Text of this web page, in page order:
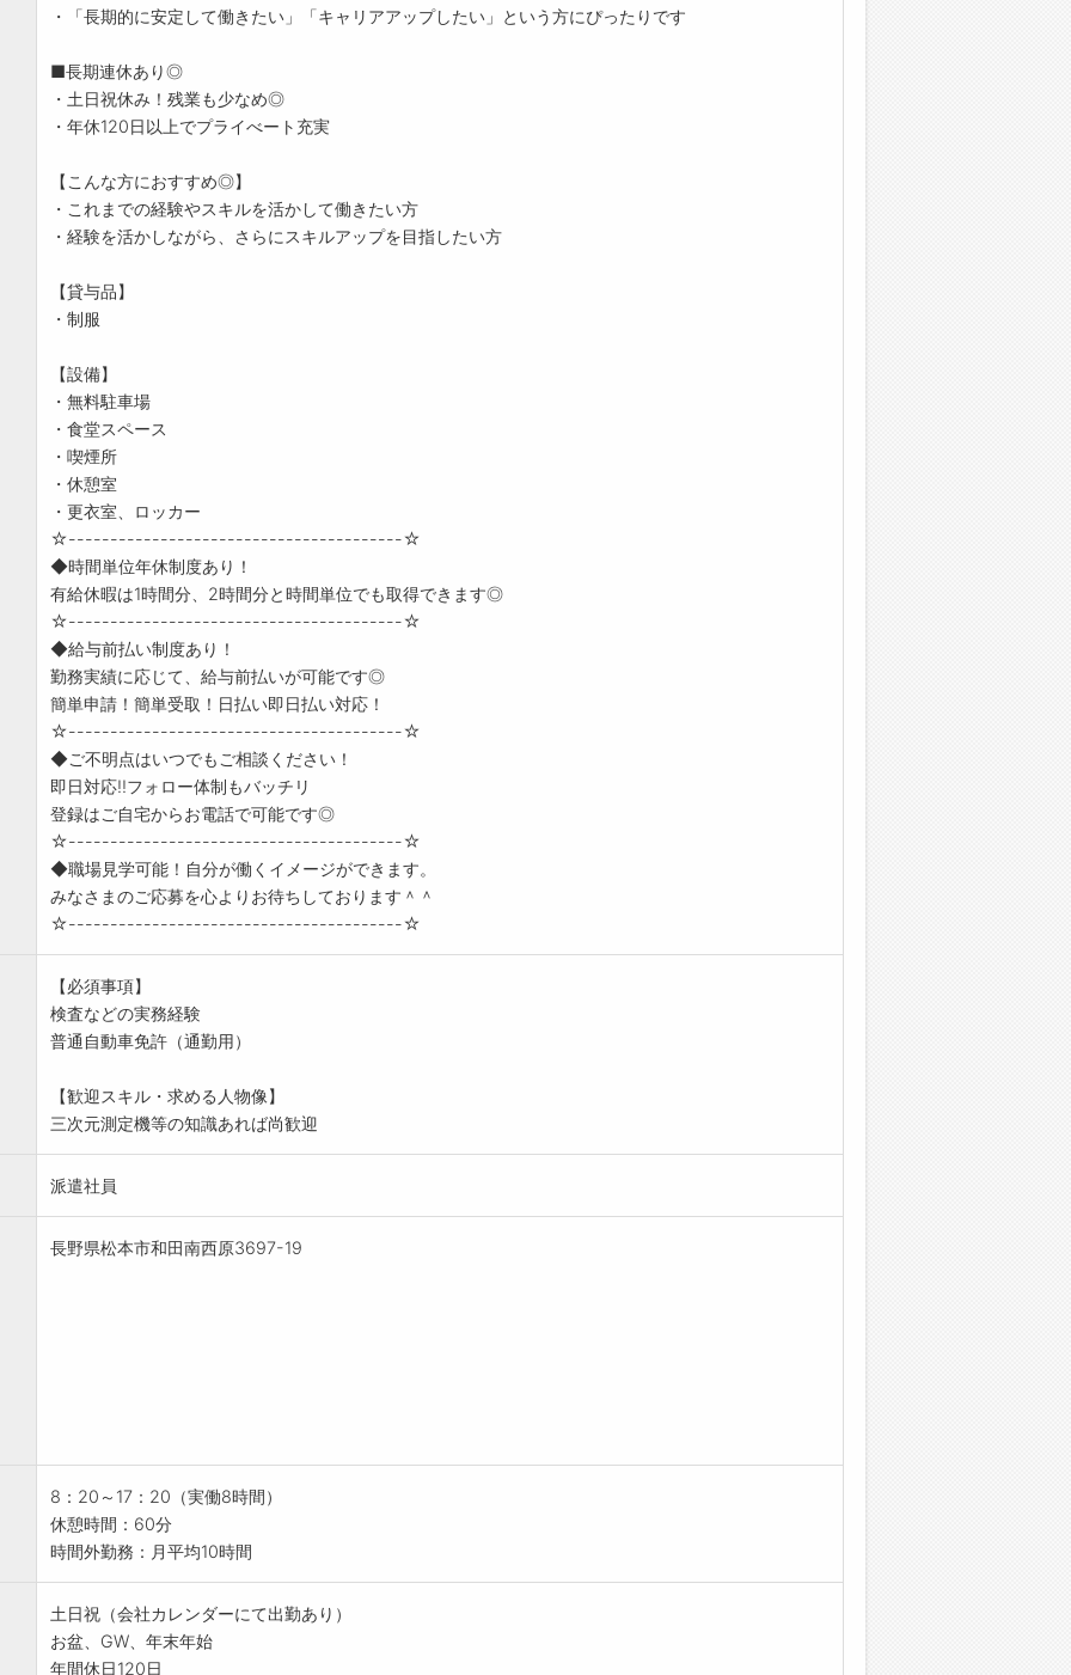
・「長期的に安定して働きたい」「キャリアアップしたい」という方にぴったりです
■長期連休あり◎
・土日祝休み！残業も少なめ◎
・年休120日以上でプライべート充実
【こんな方におすすめ◎】
・これまでの経験やスキルを活かして働きたい方
・経験を活かしながら、さらにスキルアップを目指したい方
【貸与品】
・制服
【設備】
・無料駐車場
・食堂スペース
・喫煙所
・休憩室
・更衣室、ロッカー
☆----------------------------------------☆
◆時間単位年休制度あり！
有給休暇は1時間分、2時間分と時間単位でも取得できます◎
☆----------------------------------------☆
◆給与前払い制度あり！
勤務実績に応じて、給与前払いが可能です◎
簡単申請！簡単受取！日払い即日払い対応！
☆----------------------------------------☆
◆ご不明点はいつでもご相談ください！
即日対応!!フォロー体制もバッチリ
登録はご自宅からお電話で可能です◎
☆----------------------------------------☆
◆職場見学可能！自分が働くイメージができます。
みなさまのご応募を心よりお待ちしております＾＾
☆----------------------------------------☆
【必須事項】
検査などの実務経験
普通自動車免許（通勤用）
【歓迎スキル・求める人物像】
三次元測定機等の知識あれば尚歓迎
派遣社員
長野県松本市和田南西原3697-19
8：20～17：20（実働8時間）
休憩時間：60分
時間外勤務：月平均10時間
土日祝（会社カレンダーにて出勤あり）
お盆、GW、年末年始
年間休日120日